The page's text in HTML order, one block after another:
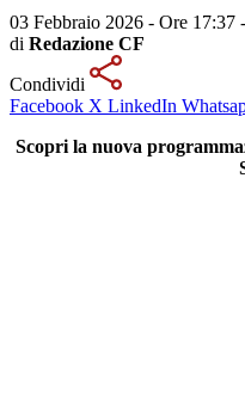
03 Febbraio 2026 - Ore 17:37 -
di Redazione CF
Condividi
Facebook X LinkedIn
Scopri la nuova